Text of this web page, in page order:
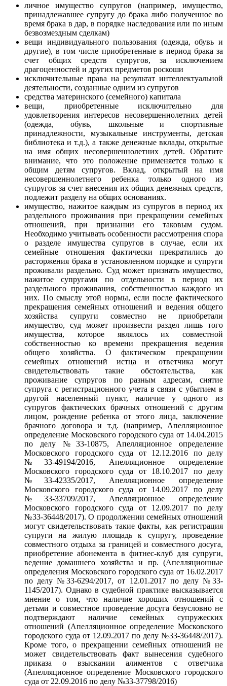
личное имущество супругов (например, имущество,
принадлежавшее супругу до брака либо полученное во
время брака в дар, в порядке наследования или по иным
безвозмездным сделкам)
вещи индивидуального пользования (одежда, обувь и
другие), в том числе приобретенные в период брака за
счет общих средств супругов, за исключением
драгоценностей и других предметов роскоши
исключительные права на результат интеллектуальной
деятельности, созданные одним из супругов
средства материнского (семейного) капитала
вещи, приобретенные исключительно для
удовлетворения интересов несовершеннолетних детей
(одежда, обувь, школьные и спортивные
принадлежности, музыкальные инструменты, детская
библиотека и т.д.), а также денежные вклады, открытые
на имя общих несовершеннолетних детей. Обратите
внимание, что это положение применяется только к
общим детям супругов. Вклад, открытый на имя
несовершеннолетнего ребенка только одного из
супругов за счет внесения их общих денежных средств,
подлежит разделу на общих основаниях.
имущество, нажитое каждым из супругов в период их
раздельного проживания при прекращении семейных
отношений, при признании его таковым судом.
Необходимо учитывать особенности рассмотрения спора
о разделе имущества супругов в случае, если их
семейные отношения фактически прекратились до
расторжения брака в установленном порядке и супруги
проживали раздельно. Суд может признать имущество,
нажитое супругами по отдельности в период их
раздельного проживания, собственностью каждого из
них. По смыслу этой нормы, если после фактического
прекращения семейных отношений и ведения общего
хозяйства супруги совместно не приобретали
имущество, суд может произвести раздел лишь того
имущества, которое являлось их совместной
собственностью ко времени прекращения ведения
общего хозяйства. О фактическом прекращении
семейных отношений истца и ответчика могут
свидетельствовать такие обстоятельства, как
проживание супругов по разным адресам, снятие
супруга с регистрационного учета в связи с убытием в
другой населенный пункт, наличие у одного из
супругов фактических брачных отношений с другим
лицом, рождение ребенка от этого лица, заключение
брачного договора и т.д. (например, Апелляционное
определение Московского городского суда от 14.04.2015
по делу №33-10875, Апелляционное определение
Московского городского суда от 12.12.2016 по делу
№33-49194/2016, Апелляционное определение
Московского городского суда от 18.10.2017 по делу
№33-42335/2017, Апелляционное определение
Московского городского суда от 14.09.2017 по делу
№33-33709/2017, Апелляционное определение
Московского городского суда от 12.09.2017 по делу
№33-36448/2017). О продолжении семейных отношений
могут свидетельствовать такие факты, как регистрация
супруги на жилую площадь к супругу, проведение
совместного отдыха за границей и совместного досуга,
приобретение абонемента в фитнес-клуб для супруги,
ведение домашнего хозяйства и пр. (Апелляционные
определения Московского городского суда от 16.02.2017
по делу №33-6294/2017, от 12.01.2017 по делу №33-
1145/2017). Однако в судебной практике высказывается
мнение о том, что наличие хороших отношений с
детьми и совместное проведение досуга безусловно не
подтверждают наличие семейных супружеских
отношений (Апелляционное определение Московского
городского суда от 12.09.2017 по делу №33-36448/2017).
Кроме того, о прекращении семейных отношений не
может свидетельствовать факт вынесения судебного
приказа о взыскании алиментов с ответчика
(Апелляционное определение Московского городского
суда от 22.09.2016 по делу №33-37798/2016)